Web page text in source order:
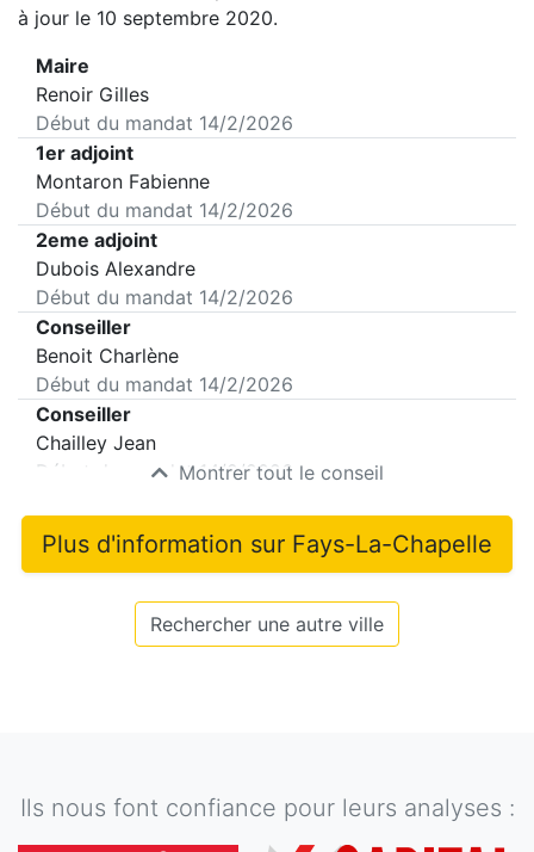
à jour le 10 septembre 2020.
Maire
Renoir Gilles
Début du mandat 14/2/2026
1er adjoint
Montaron Fabienne
Début du mandat 14/2/2026
2eme adjoint
Dubois Alexandre
Début du mandat 14/2/2026
Conseiller
Benoit Charlène
Début du mandat 14/2/2026
Conseiller
Chailley Jean
Début du mandat14/2/2026
Montrer tout le conseil
Plus d'information sur Fays-La-Chapelle
Rechercher une autre ville
Ils nous font confiance pour leurs analyses :